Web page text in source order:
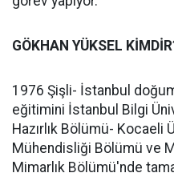
GÖKHAN YÜKSEL
1976 Şişli- İstanbul
eğitimini İstanbul Bilgi
Hazırlık Bölümü-
Mühendisliği Bölümü ve
Mimarlık Bölümü'nde